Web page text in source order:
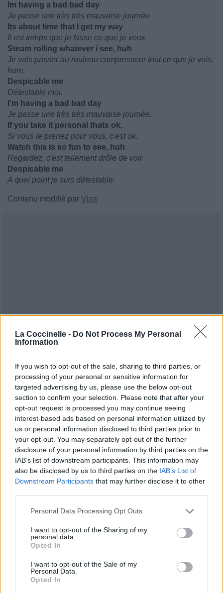
La Coccinelle - Do Not Process My Personal
Information
If you wish to opt-out of the sale, sharing to third parties, or
processing of your personal or sensitive information for
targeted advertising by us, please use the below opt-out
section to confirm your selection. Please note that after your
opt-out request is processed you may continue seeing
interest-based ads based on personal information utilized by
us or personal information disclosed to third parties prior to
your opt-out. You may separately opt-out of the further
disclosure of your personal information by third parties on the
IAB’s list of downstream participants. This information may
also be disclosed by us to third parties on the IAB’s List of
Downstream Participants that may further disclose it to other
Personal Data Processing Opt Outs
I want to opt-out of the Sharing of my
personal data.
Opted In
I want to opt-out of the Sale of my
Personal Data.
Opted In
Im having a bad bad day
Je passe une très très mauvaise journée
Its about time that I get my way
Il est temps que je fasse ce que je veux
Steam rolling whatever i see, huh
Je vais passer au rouleau compresseur tout ce que je vois,
hum.
Despicable me
Détestable moi.
I'm having a bad bad day
Je passe une très très mauvaise journée.
If you take it personal thats ok,
Si vous le prenez pour vous, c'est ok.
Watch this is so fun to see, huh
Regardez, c'est tellement drôle de voir
Despicable me
A quel point je suis détestable.
Contenu modifié par Visa
Publié parOona 5367 2 2 5 le 3 décembre 2010 à
21h06.
Chanteurs : Pharrell Williams
Albums : Moi, Moche Et Méchant (Vo
Despicable Me) [BO]
Pour prolonger le plaisir musical :